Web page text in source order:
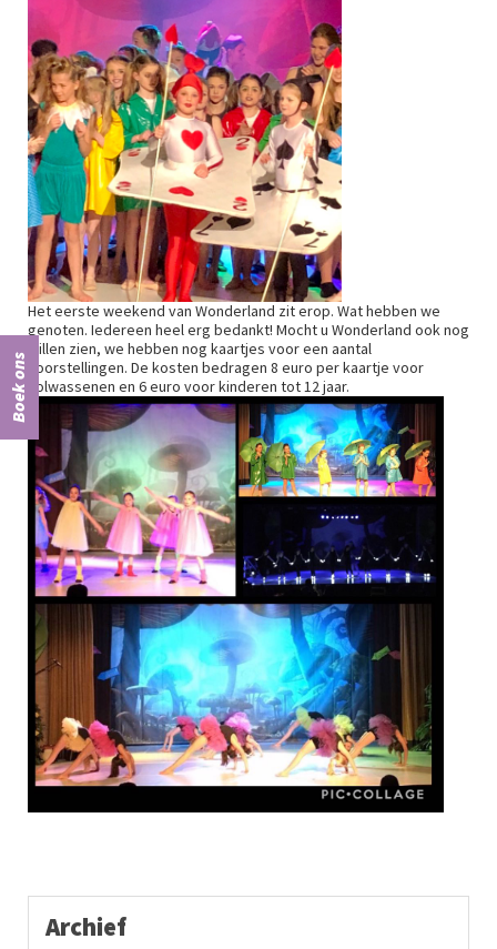
Boek ons
Het eerste weekend van Wonderland zit erop. Wat hebben we
genoten. Iedereen heel erg bedankt! Mocht u Wonderland ook nog
willen zien, we hebben nog kaartjes voor een aantal
voorstellingen. De kosten bedragen 8 euro per kaartje voor
volwassenen en 6 euro voor kinderen tot 12 jaar.
Archief